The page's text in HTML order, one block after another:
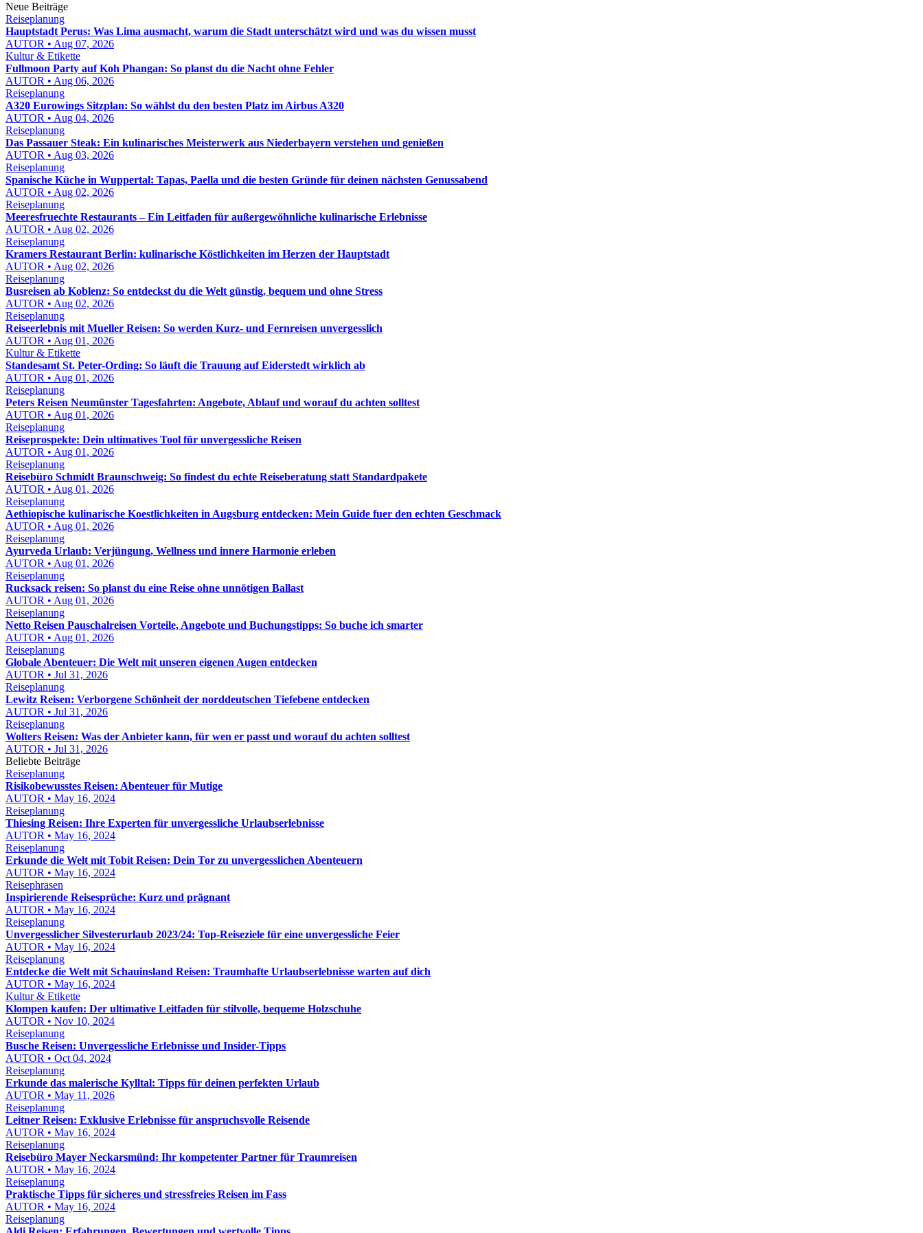
Neue Beiträge
Reiseplanung
Hauptstadt Perus: Was Lima ausmacht, warum die Stadt unterschätzt wird und was du wissen musst
AUTOR • Aug 07, 2026
Kultur & Etikette
Fullmoon Party auf Koh Phangan: So planst du die Nacht ohne Fehler
AUTOR • Aug 06, 2026
Reiseplanung
A320 Eurowings Sitzplan: So wählst du den besten Platz im Airbus A320
AUTOR • Aug 04, 2026
Reiseplanung
Das Passauer Steak: Ein kulinarisches Meisterwerk aus Niederbayern verstehen und genießen
AUTOR • Aug 03, 2026
Reiseplanung
Spanische Küche in Wuppertal: Tapas, Paella und die besten Gründe für deinen nächsten Genussabend
AUTOR • Aug 02, 2026
Reiseplanung
Meeresfruechte Restaurants – Ein Leitfaden für außergewöhnliche kulinarische Erlebnisse
AUTOR • Aug 02, 2026
Reiseplanung
Kramers Restaurant Berlin: kulinarische Köstlichkeiten im Herzen der Hauptstadt
AUTOR • Aug 02, 2026
Reiseplanung
Busreisen ab Koblenz: So entdeckst du die Welt günstig, bequem und ohne Stress
AUTOR • Aug 02, 2026
Reiseplanung
Reiseerlebnis mit Mueller Reisen: So werden Kurz- und Fernreisen unvergesslich
AUTOR • Aug 01, 2026
Kultur & Etikette
Standesamt St. Peter-Ording: So läuft die Trauung auf Eiderstedt wirklich ab
AUTOR • Aug 01, 2026
Reiseplanung
Peters Reisen Neumünster Tagesfahrten: Angebote, Ablauf und worauf du achten solltest
AUTOR • Aug 01, 2026
Reiseplanung
Reiseprospekte: Dein ultimatives Tool für unvergessliche Reisen
AUTOR • Aug 01, 2026
Reiseplanung
Reisebüro Schmidt Braunschweig: So findest du echte Reiseberatung statt Standardpakete
AUTOR • Aug 01, 2026
Reiseplanung
Aethiopische kulinarische Koestlichkeiten in Augsburg entdecken: Mein Guide fuer den echten Geschmack
AUTOR • Aug 01, 2026
Reiseplanung
Ayurveda Urlaub: Verjüngung, Wellness und innere Harmonie erleben
AUTOR • Aug 01, 2026
Reiseplanung
Rucksack reisen: So planst du eine Reise ohne unnötigen Ballast
AUTOR • Aug 01, 2026
Reiseplanung
Netto Reisen Pauschalreisen Vorteile, Angebote und Buchungstipps: So buche ich smarter
AUTOR • Aug 01, 2026
Reiseplanung
Globale Abenteuer: Die Welt mit unseren eigenen Augen entdecken
AUTOR • Jul 31, 2026
Reiseplanung
Lewitz Reisen: Verborgene Schönheit der norddeutschen Tiefebene entdecken
AUTOR • Jul 31, 2026
Reiseplanung
Wolters Reisen: Was der Anbieter kann, für wen er passt und worauf du achten solltest
AUTOR • Jul 31, 2026
Beliebte Beiträge
Reiseplanung
Risikobewusstes Reisen: Abenteuer für Mutige
AUTOR • May 16, 2024
Reiseplanung
Thiesing Reisen: Ihre Experten für unvergessliche Urlaubserlebnisse
AUTOR • May 16, 2024
Reiseplanung
Erkunde die Welt mit Tobit Reisen: Dein Tor zu unvergesslichen Abenteuern
AUTOR • May 16, 2024
Reisephrasen
Inspirierende Reisesprüche: Kurz und prägnant
AUTOR • May 16, 2024
Reiseplanung
Unvergesslicher Silvesterurlaub 2023/24: Top-Reiseziele für eine unvergessliche Feier
AUTOR • May 16, 2024
Reiseplanung
Entdecke die Welt mit Schauinsland Reisen: Traumhafte Urlaubserlebnisse warten auf dich
AUTOR • May 16, 2024
Kultur & Etikette
Klompen kaufen: Der ultimative Leitfaden für stilvolle, bequeme Holzschuhe
AUTOR • Nov 10, 2024
Reiseplanung
Busche Reisen: Unvergessliche Erlebnisse und Insider-Tipps
AUTOR • Oct 04, 2024
Reiseplanung
Erkunde das malerische Kylltal: Tipps für deinen perfekten Urlaub
AUTOR • May 11, 2026
Reiseplanung
Leitner Reisen: Exklusive Erlebnisse für anspruchsvolle Reisende
AUTOR • May 16, 2024
Reiseplanung
Reisebüro Mayer Neckarsmünd: Ihr kompetenter Partner für Traumreisen
AUTOR • May 16, 2024
Reiseplanung
Praktische Tipps für sicheres und stressfreies Reisen im Fass
AUTOR • May 16, 2024
Reiseplanung